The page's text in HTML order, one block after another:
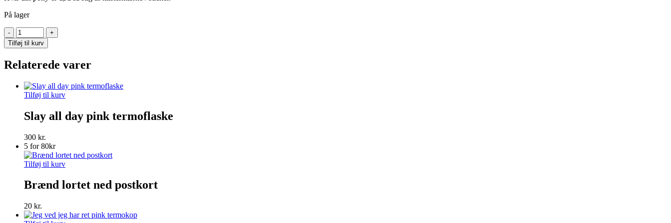
På lager
Hvis
din
pony
død
antal
Tilføj til kurv
Relaterede varer
Tilføj til kurv
Slay all day pink termoflaske
300 kr.
5 for 80kr
Tilføj til kurv
Brænd lortet ned postkort
20 kr.